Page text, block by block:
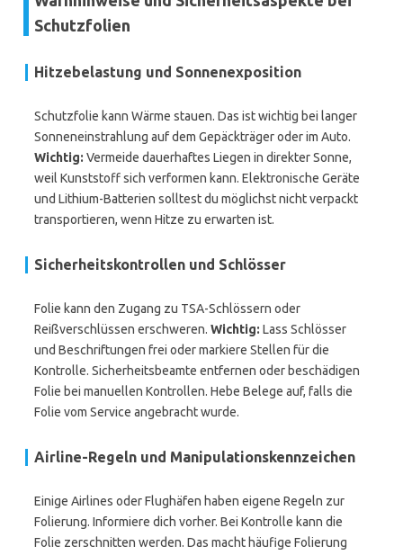
Schutzfolien
Hitzebelastung und Sonnenexposition
Schutzfolie kann Wärme stauen. Das ist wichtig bei langer
Sonneneinstrahlung auf dem Gepäckträger oder im Auto.
Wichtig: Vermeide dauerhaftes Liegen in direkter Sonne,
weil Kunststoff sich verformen kann. Elektronische Geräte
und Lithium-Batterien solltest du möglichst nicht verpackt
transportieren, wenn Hitze zu erwarten ist.
Sicherheitskontrollen und Schlösser
Folie kann den Zugang zu TSA-Schlössern oder
Reißverschlüssen erschweren. Wichtig: Lass Schlösser
und Beschriftungen frei oder markiere Stellen für die
Kontrolle. Sicherheitsbeamte entfernen oder beschädigen
Folie bei manuellen Kontrollen. Hebe Belege auf, falls die
Folie vom Service angebracht wurde.
Airline-Regeln und Manipulationskennzeichen
Einige Airlines oder Flughäfen haben eigene Regeln zur
Folierung. Informiere dich vorher. Bei Kontrolle kann die
Folie zerschnitten werden. Das macht häufige Folierung